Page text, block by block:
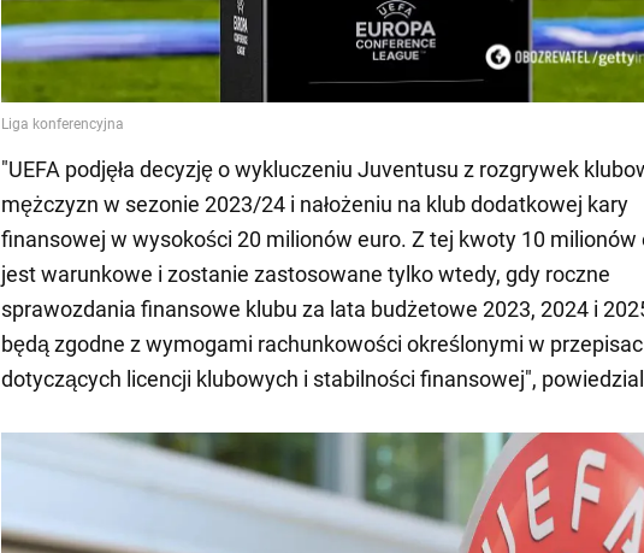
"UEFA podjęła decyzję o wykluczeniu Juventusu z rozgrywek
mężczyzn w sezonie 2023/24 i nałożeniu na klub dodatkowej kary
finansowej w wysokości 20 milionów euro. Z tej kwoty 10 milionów
jest warunkowe i zostanie zastosowane tylko wtedy, gdy roczne
sprawozdania finansowe klubu za lata budżetowe 2023, 2024 i
będą zgodne z wymogami rachunkowości określonymi w
dotyczących licencji klubowych i stabilności finansowej",